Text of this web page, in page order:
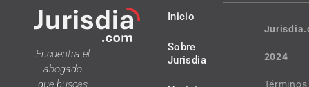
Encuentra el
abogado
que buscas
Inicio
Sobre
Jurisdia
2024
Términos